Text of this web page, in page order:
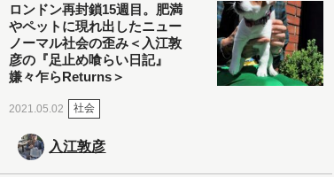
ロンドン再封鎖15週目。肥満
やペットに現れ出したニュー
ノーマル社会の歪み＜入江敦
彦の『足止め喰らい日記』
嫌々乍らReturns＞
2021.05.02 社会
入江敦彦